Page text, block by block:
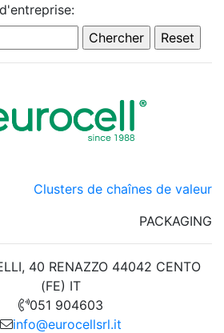
Clusters de chaînes de valeur
PACKAGING
40 RENAZZO 44042 CENTO
(FE) IT
051 904603
info@eurocellsrl.it